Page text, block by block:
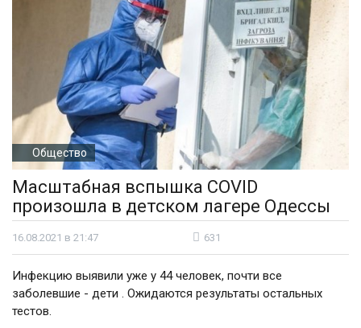
Общество
Масштабная вспышка COVID
произошла в детском лагере Одессы
16.08.2021 в 21:47 631
Инфекцию выявили уже у 44 человек, почти все
заболевшие - дети . Ожидаются результаты остальных
тестов.